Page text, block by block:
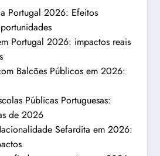
Portugal 2026: Efeitos
Portugal 2026: impactos reais
Balcões Públicos em 2026:
Públicas Portuguesas:
de 2026
Sefardita em 2026: